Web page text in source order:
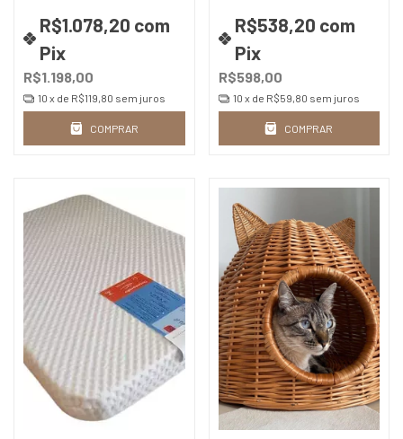
R$1.198,00
R$1.078,20 com
Pix
10 x de R$119,80 sem juros
COMPRAR
R$598,00
R$538,20 com
Pix
10 x de R$59,80 sem juros
COMPRAR